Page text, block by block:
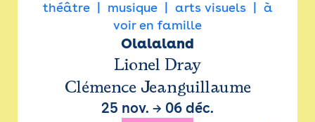
théâtre musique arts visuels
à
voir en famille
Olalaland
Lionel Dray
Clémence Jeanguillaume
25 nov. → 06 déc.